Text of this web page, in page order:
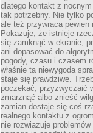
dlatego kontakt z
tak potrzebny. Nie tylko
ale też przywraca pewien
Pokazuje, że istnieje
się zamknąć w ekranie,
ani dopasować do
pogody, czasu i czasem
właśnie ta niewygoda
staje się prawdziwe.
poczekać, przyzwyczaić
zmarznąć albo znieść
zamian dostaje się coś
realnego kontaktu z
nie rozwiązuje